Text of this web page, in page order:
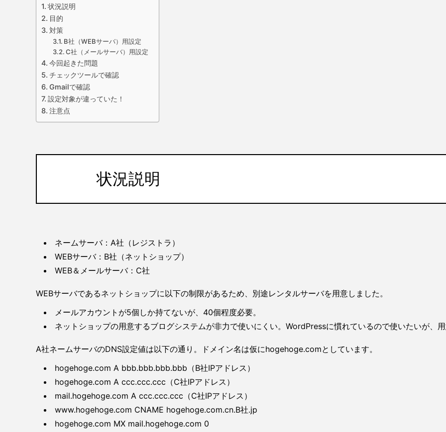
状況説明
目的
対策
B社（WEBサーバ）用設定
C社（メールサーバ）用設定
今回起きた問題
チェックツールで確認
Gmailで確認
設定対象が違っていた！
注意点
状況説明
ネームサーバ：A社（レジストラ）
WEBサーバ：B社（ネットショップ）
WEB＆メールサーバ：C社
WEBサーバであるネットショップに以下の制限があるため、別途レンタルサーバを用意しました。
メールアカウントが5個しか持てないが、40個程度必要。
ネットショップの用意するブログシステムが非力で使いにくい。WordPressに慣れているので使いたいが、用
A社ネームサーバのDNS設定値は以下の通り。ドメイン名は仮にhogehoge.comとしています。
hogehoge.com A bbb.bbb.bbb.bbb（B社IPアドレス）
hogehoge.com A ccc.ccc.ccc（C社IPアドレス）
mail.hogehoge.com A ccc.ccc.ccc（C社IPアドレス）
www.hogehoge.com CNAME hogehoge.com.cn.B社.jp
hogehoge.com MX mail.hogehoge.com 0